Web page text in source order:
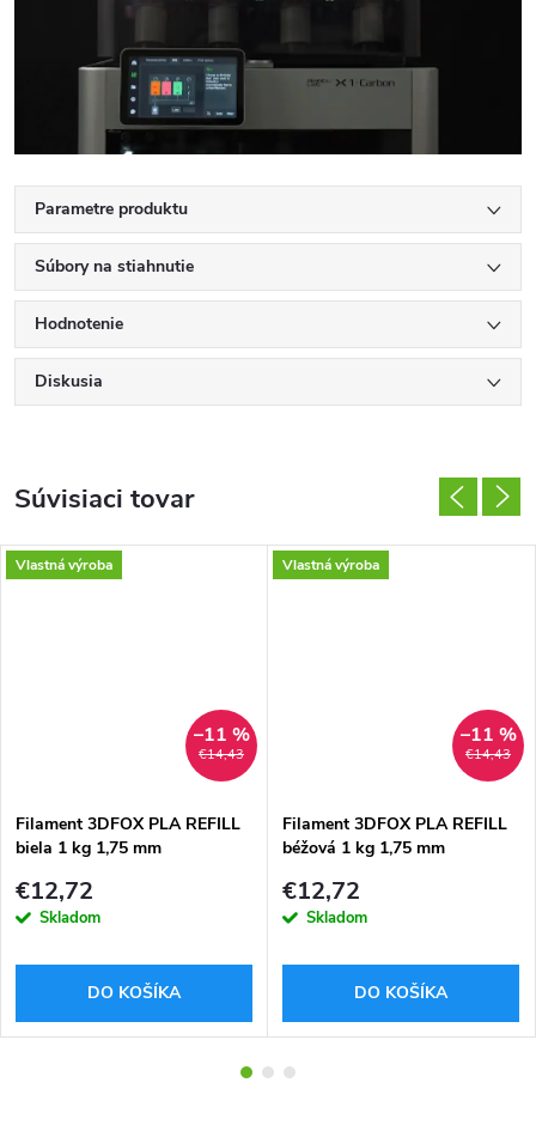
Parametre produktu
Súbory na stiahnutie
Hodnotenie
Diskusia
Súvisiaci tovar
Vlastná výroba
€14,43
–11 %
Filament 3DFOX PLA REFILL
biela 1 kg 1,75 mm
€12,72
Skladom
DO KOŠÍKA
Vlastná výroba
€14,43
–11 %
Filament 3DFOX PLA REFILL
béžová 1 kg 1,75 mm
€12,72
Skladom
DO KOŠÍKA